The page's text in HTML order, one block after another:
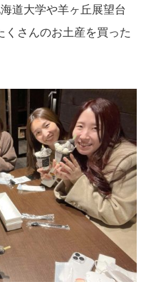
道大学や羊ヶ丘展望台
くさんのお土産を買った